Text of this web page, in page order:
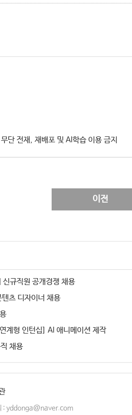
전재, 재배포 및 AI학습 이용 금지
이전
규직원 공개경쟁 채용
츠 디자이너 채용
형 인턴십] AI 애니메이션 제작
채용
: yddonga@naver.com